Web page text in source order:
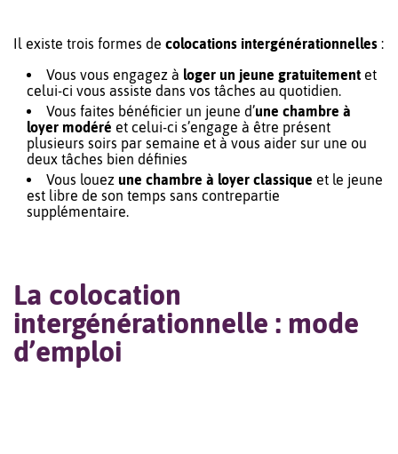
Il existe trois formes de colocations intergénérationnelles :
Vous vous engagez à loger un jeune gratuitement et
celui-ci vous assiste dans vos tâches au quotidien.
Vous faites bénéficier un jeune d’une chambre à
loyer modéré et celui-ci s’engage à être présent
plusieurs soirs par semaine et à vous aider sur une ou
deux tâches bien définies
Vous louez une chambre à loyer classique et le jeune
est libre de son temps sans contrepartie
supplémentaire.
La colocation
intergénérationnelle : mode
d’emploi